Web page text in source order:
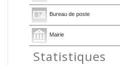
Bureau de poste
Mairie
Statistiques